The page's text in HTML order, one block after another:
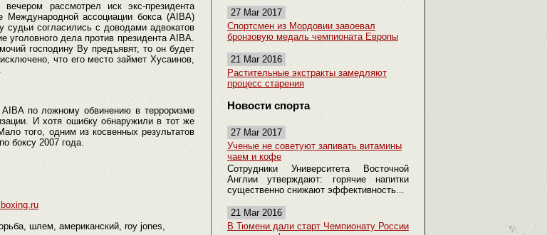
рассмотрел иск экс-президента
ассоциации бокса (AIBA)
судьи согласились с доводами адвокатов
уголовного дела против президента AIBA.
господину Ву предъявят, то он будет
что его место займет Хусаинов,
по ложному обвинению в терроризме
И хотя ошибку обнаружили в тот же
того, одним из косвенных результатов
боксу 2007 года.
шлем, американский, roy jones,
27 Mar 2017
Спортсмен из Мордовии завоевал
бронзовую медаль чемпионата Европы
21 Mar 2016
Растительные экстракты замедляют
процесс старения
Новости спорта
27 Mar 2017
Ученые не советуют запивать витамины
чаем и кофе
Сотрудники Университета Восточной
Англии утверждают: горячие напитки
существенно снижают эффективность...
21 Mar 2016
В Тюмени дали старт Чемпионату России